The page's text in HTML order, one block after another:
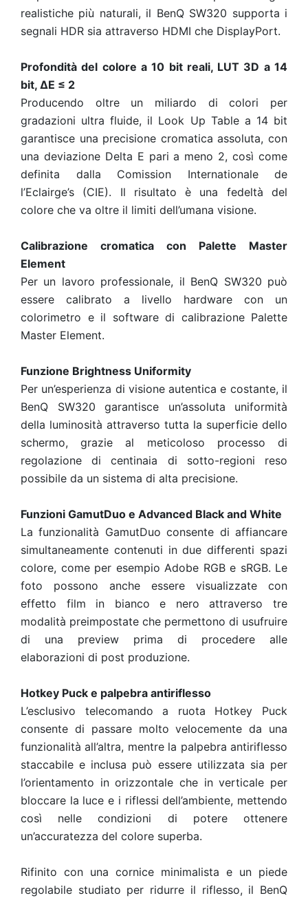
realistiche più naturali, il BenQ SW320 supporta i
segnali HDR sia attraverso HDMI che DisplayPort.
Profondità del colore a 10 bit reali, LUT 3D a 14
bit, ΔE ≤ 2
Producendo oltre un miliardo di colori per
gradazioni ultra fluide, il Look Up Table a 14 bit
garantisce una precisione cromatica assoluta, con
una deviazione Delta E pari a meno 2, così come
definita dalla Comission Internationale de
l’Eclairge’s (CIE). Il risultato è una fedeltà del
colore che va oltre il limiti dell’umana visione.
Calibrazione cromatica con Palette Master
Element
Per un lavoro professionale, il BenQ SW320 può
essere calibrato a livello hardware con un
colorimetro e il software di calibrazione Palette
Master Element.
Funzione Brightness Uniformity
Per un’esperienza di visione autentica e costante, il
BenQ SW320 garantisce un’assoluta uniformità
della luminosità attraverso tutta la superficie dello
schermo, grazie al meticoloso processo di
regolazione di centinaia di sotto-regioni reso
possibile da un sistema di alta precisione.
Funzioni GamutDuo e Advanced Black and White
La funzionalità GamutDuo consente di affiancare
simultaneamente contenuti in due differenti spazi
colore, come per esempio Adobe RGB e sRGB. Le
foto possono anche essere visualizzate con
effetto film in bianco e nero attraverso tre
modalità preimpostate che permettono di usufruire
di una preview prima di procedere alle
elaborazioni di post produzione.
Hotkey Puck e palpebra antiriflesso
L’esclusivo telecomando a ruota Hotkey Puck
consente di passare molto velocemente da una
funzionalità all’altra, mentre la palpebra antiriflesso
staccabile e inclusa può essere utilizzata sia per
l’orientamento in orizzontale che in verticale per
bloccare la luce e i riflessi dell’ambiente, mettendo
così nelle condizioni di potere ottenere
un’accuratezza del colore superba.
Rifinito con una cornice minimalista e un piede
regolabile studiato per ridurre il riflesso, il BenQ